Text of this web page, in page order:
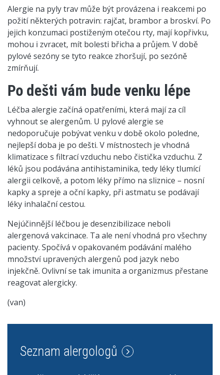
Alergie na pyly trav může být provázena i reakcemi po
požití některých potravin: rajčat, brambor a broskví. Po
jejich konzumaci postiženým otečou rty, mají kopřivku,
mohou i zvracet, mít bolesti břicha a průjem. V době
pylové sezóny se tyto reakce zhoršují, po sezóně
zmírňují.
Po dešti vám bude venku lépe
Léčba alergie začíná opatřeními, která mají za cíl
vyhnout se alergenům. U pylové alergie se
nedoporučuje pobývat venku v době okolo poledne,
nejlepší doba je po dešti. V místnostech je vhodná
klimatizace s filtrací vzduchu nebo čistička vzduchu. Z
léků jsou podávána antihistaminika, tedy léky tlumící
alergii celkově, a potom léky přímo na sliznice – nosní
kapky a spreje a oční kapky, při astmatu se podávají
léky inhalační cestou.
Nejúčinnější léčbou je desenzibilizace neboli
alergenová vakcinace. Ta ale není vhodná pro všechny
pacienty. Spočívá v opakovaném podávání malého
množství upravených alergenů pod jazyk nebo
injekčně. Ovlivní se tak imunita a organizmus přestane
reagovat alergicky.
(van)
Seznam alergologů